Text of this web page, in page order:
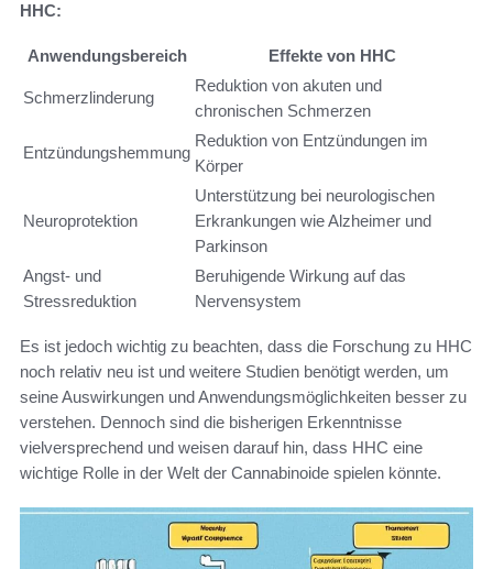
HHC:
Anwendungsbereich Effekte von HHC
Schmerzlinderung
Reduktion von akuten und
chronischen Schmerzen
Entzündungshemmung
Reduktion von Entzündungen im
Körper
Neuroprotektion
Unterstützung bei neurologischen
Erkrankungen wie Alzheimer und
Parkinson
Angst- und
Stressreduktion
Beruhigende Wirkung auf das
Nervensystem
Es ist jedoch wichtig zu beachten, dass die Forschung zu HHC
noch relativ neu ist und weitere Studien benötigt werden, um
seine Auswirkungen und Anwendungsmöglichkeiten besser zu
verstehen. Dennoch sind die bisherigen Erkenntnisse
vielversprechend und weisen darauf hin, dass HHC eine
wichtige Rolle in der Welt der Cannabinoide spielen könnte.